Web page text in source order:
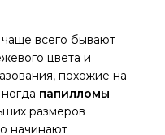
чаще всего бывают
цвета и
похожие на
папилломы
размеров
начинают